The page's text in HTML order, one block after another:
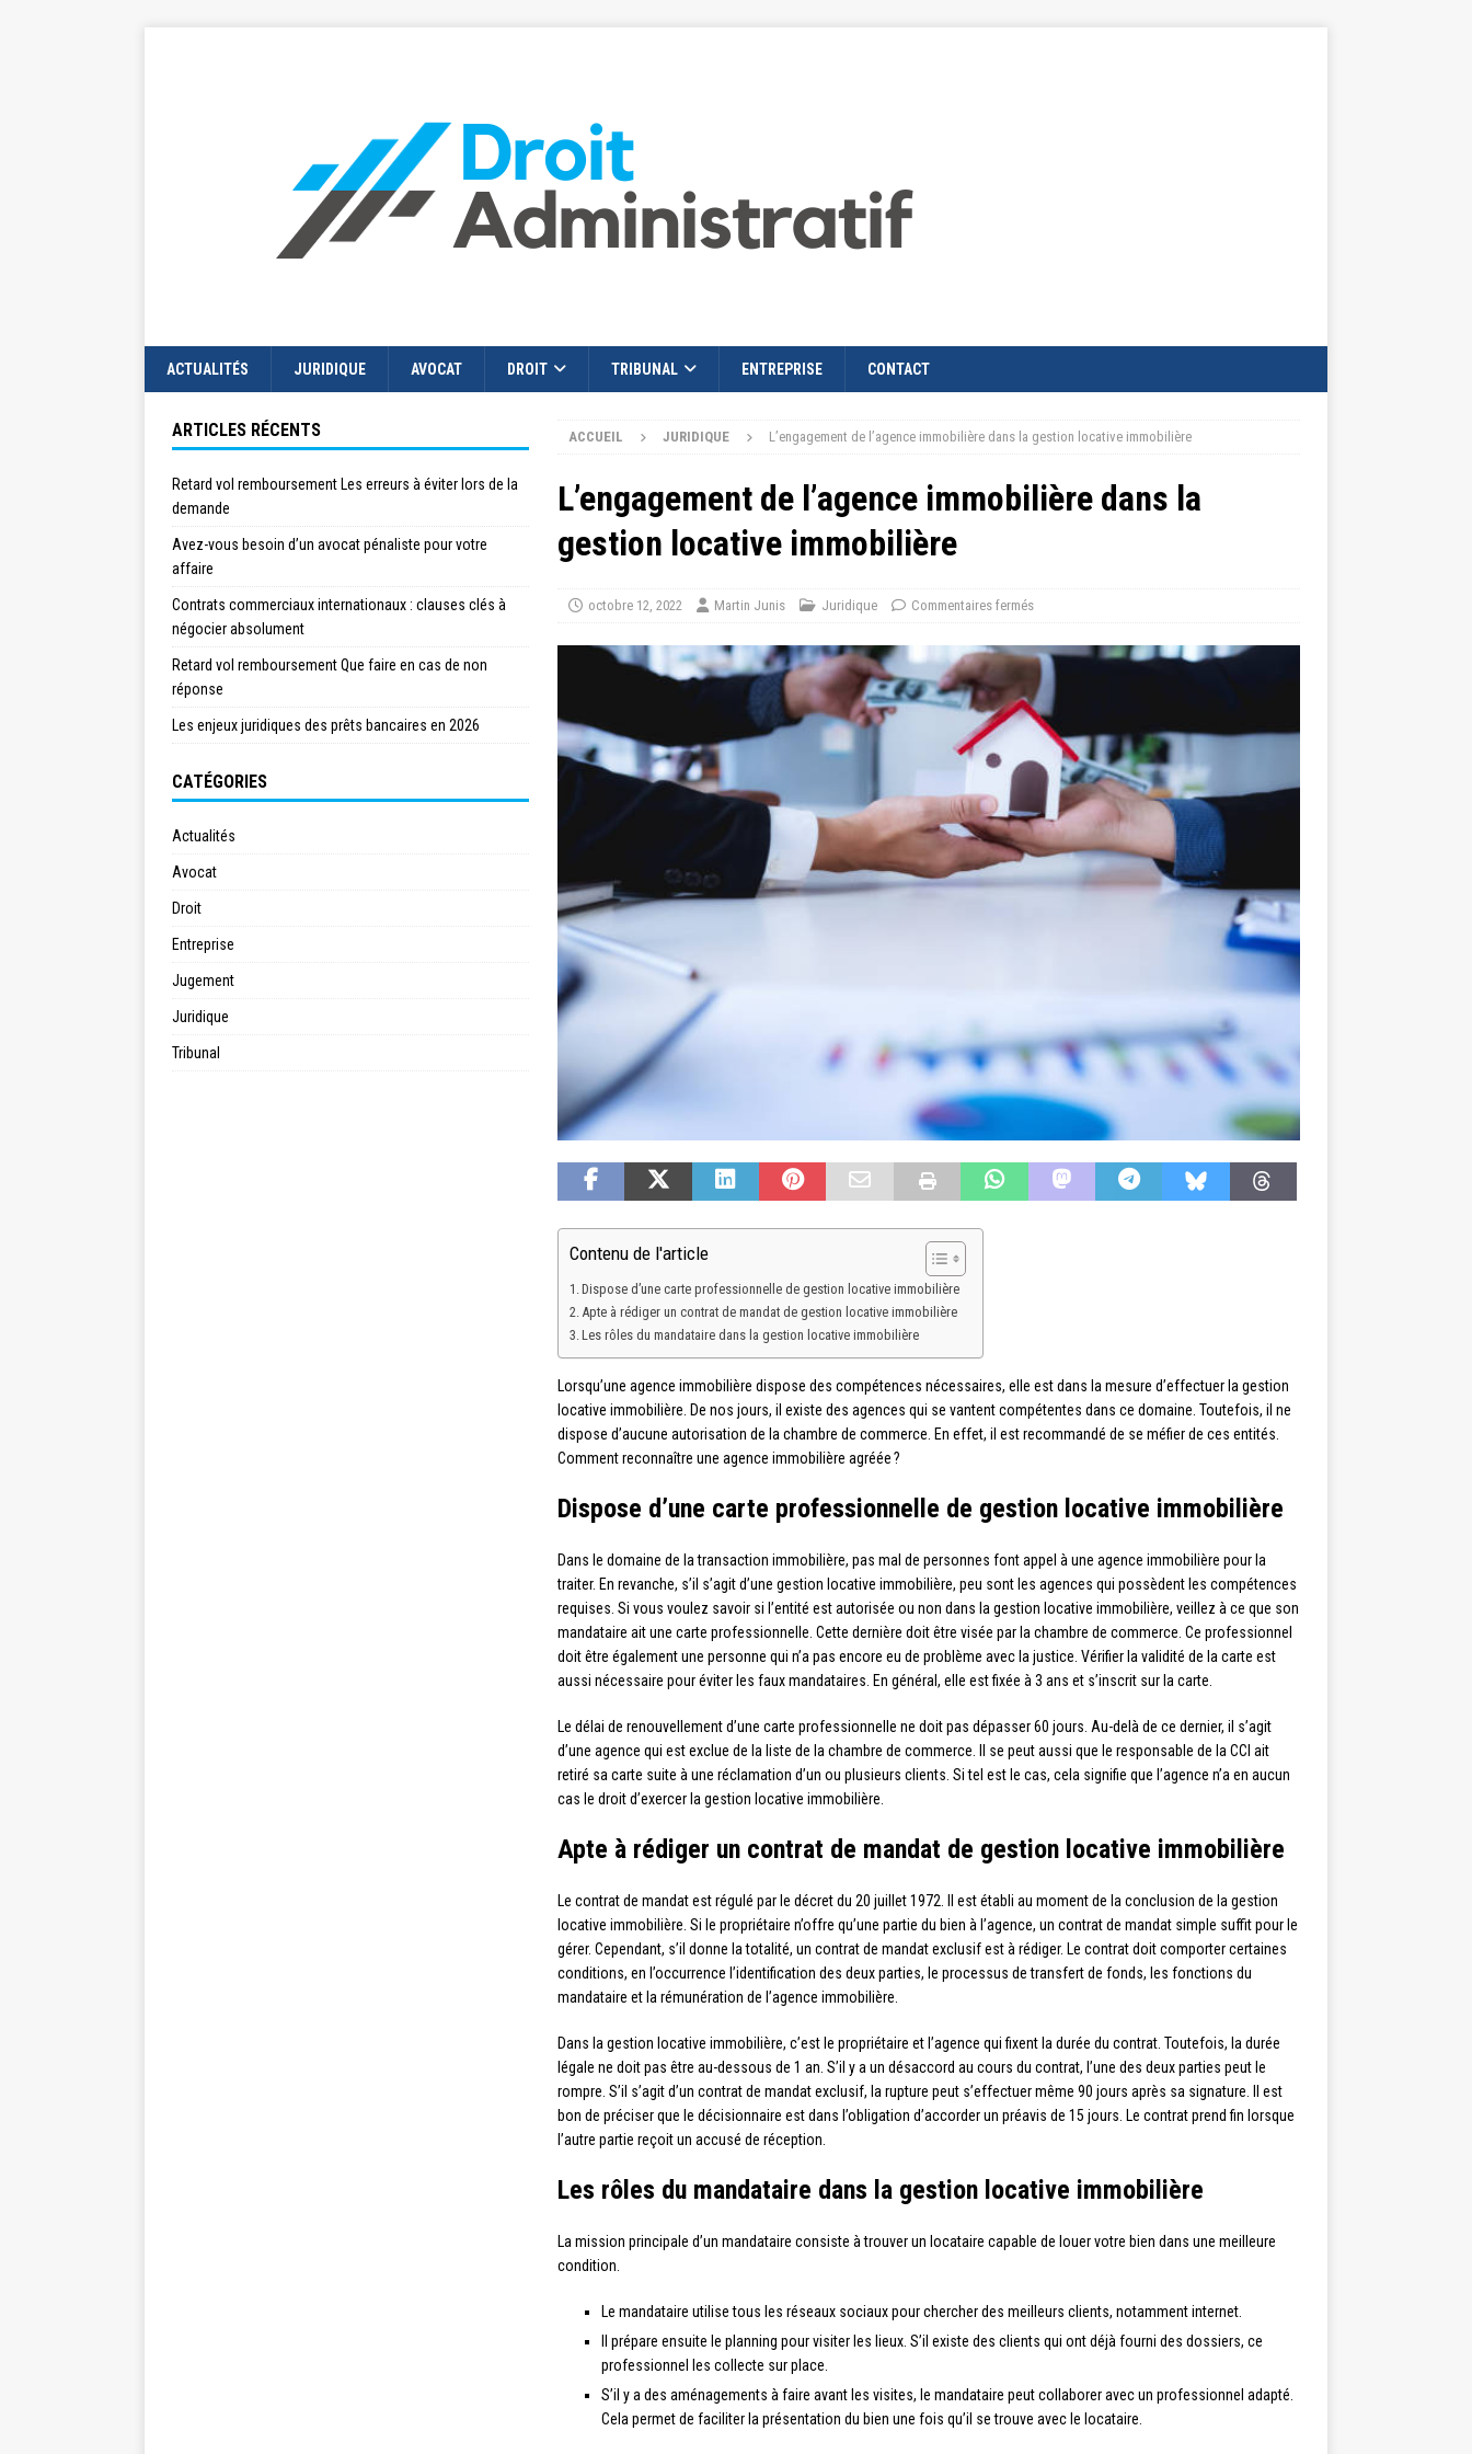
ACTUALITÉS JURIDIQUE AVOCAT DROIT TRIBUNAL ENTREPRISE CONTACT
ACCUEIL JURIDIQUE L’engagement de l’agence immobilière dans la gestion locative immobilière
L’engagement de l’agence immobilière dans la
gestion locative immobilière
octobre 12, 2022 Martin Junis Juridique Commentaires fermés
Contenu de l'article
Dispose d’une carte professionnelle de gestion locative immobilière
Apte à rédiger un contrat de mandat de gestion locative immobilière
Les rôles du mandataire dans la gestion locative immobilière
Lorsqu’une agence immobilière dispose des compétences nécessaires, elle est dans la mesure d’effectuer la gestion
locative immobilière. De nos jours, il existe des agences qui se vantent compétentes dans ce domaine. Toutefois, il ne
dispose d’aucune autorisation de la chambre de commerce. En effet, il est recommandé de se méfier de ces entités.
Comment reconnaître une agence immobilière agréée ?
Dispose d’une carte professionnelle de gestion locative immobilière
Dans le domaine de la transaction immobilière, pas mal de personnes font appel à une agence immobilière pour la
traiter. En revanche, s’il s’agit d’une gestion locative immobilière, peu sont les agences qui possèdent les compétences
requises. Si vous voulez savoir si l’entité est autorisée ou non dans la gestion locative immobilière, veillez à ce que son
mandataire ait une carte professionnelle. Cette dernière doit être visée par la chambre de commerce. Ce professionnel
doit être également une personne qui n’a pas encore eu de problème avec la justice. Vérifier la validité de la carte est
aussi nécessaire pour éviter les faux mandataires. En général, elle est fixée à 3 ans et s’inscrit sur la carte.
Le délai de renouvellement d’une carte professionnelle ne doit pas dépasser 60 jours. Au-delà de ce dernier, il s’agit
d’une agence qui est exclue de la liste de la chambre de commerce. Il se peut aussi que le responsable de la CCI ait
retiré sa carte suite à une réclamation d’un ou plusieurs clients. Si tel est le cas, cela signifie que l’agence n’a en aucun
cas le droit d’exercer la gestion locative immobilière.
Apte à rédiger un contrat de mandat de gestion locative immobilière
Le contrat de mandat est régulé par le décret du 20 juillet 1972. Il est établi au moment de la conclusion de la gestion
locative immobilière. Si le propriétaire n’offre qu’une partie du bien à l’agence, un contrat de mandat simple suffit pour le
gérer. Cependant, s’il donne la totalité, un contrat de mandat exclusif est à rédiger. Le contrat doit comporter certaines
conditions, en l’occurrence l’identification des deux parties, le processus de transfert de fonds, les fonctions du
mandataire et la rémunération de l’agence immobilière.
Dans la gestion locative immobilière, c’est le propriétaire et l’agence qui fixent la durée du contrat. Toutefois, la durée
légale ne doit pas être au-dessous de 1 an. S’il y a un désaccord au cours du contrat, l’une des deux parties peut le
rompre. S’il s’agit d’un contrat de mandat exclusif, la rupture peut s’effectuer même 90 jours après sa signature. Il est
bon de préciser que le décisionnaire est dans l’obligation d’accorder un préavis de 15 jours. Le contrat prend fin lorsque
l’autre partie reçoit un accusé de réception.
Les rôles du mandataire dans la gestion locative immobilière
La mission principale d’un mandataire consiste à trouver un locataire capable de louer votre bien dans une meilleure
condition.
Le mandataire utilise tous les réseaux sociaux pour chercher des meilleurs clients, notamment internet.
Il prépare ensuite le planning pour visiter les lieux. S’il existe des clients qui ont déjà fourni des dossiers, ce
professionnel les collecte sur place.
S’il y a des aménagements à faire avant les visites, le mandataire peut collaborer avec un professionnel adapté.
Cela permet de faciliter la présentation du bien une fois qu’il se trouve avec le locataire.
ARTICLES RÉCENTS
Retard vol remboursement Les erreurs à éviter lors de la
demande
Avez-vous besoin d’un avocat pénaliste pour votre
affaire
Contrats commerciaux internationaux : clauses clés à
négocier absolument
Retard vol remboursement Que faire en cas de non
réponse
Les enjeux juridiques des prêts bancaires en 2026
CATÉGORIES
Actualités
Avocat
Droit
Entreprise
Jugement
Juridique
Tribunal